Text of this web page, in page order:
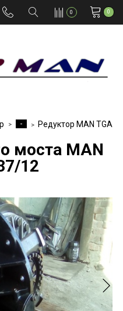
0 0
- Редуктор MAN TGA
моста MAN
12